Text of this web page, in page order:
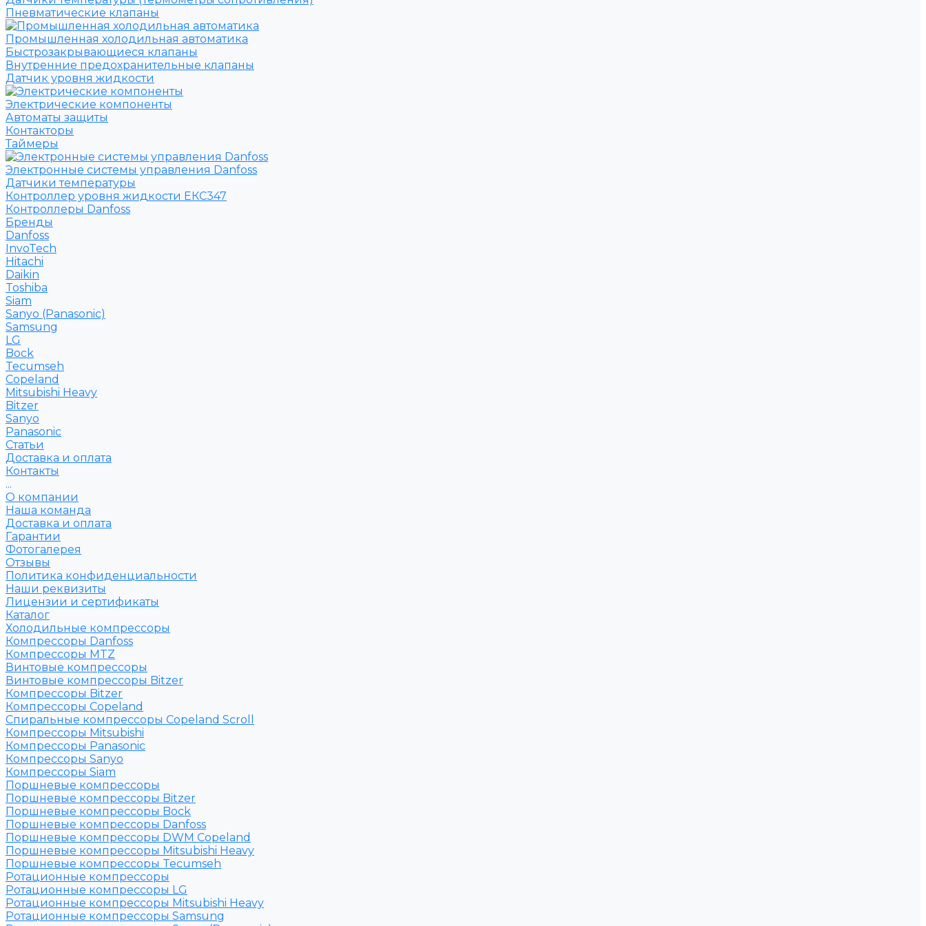
Пневматические клапаны
Промышленная холодильная автоматика
Быстрозакрывающиеся клапаны
Внутренние предохранительные клапаны
Датчик уровня жидкости
Электрические компоненты
Автоматы защиты
Контакторы
Таймеры
Электронные системы управления Danfoss
Датчики температуры
Контроллер уровня жидкости ЕКС347
Контроллеры Danfoss
Бренды
Danfoss
InvoTech
Hitachi
Daikin
Toshiba
Siam
Sanyo (Panasonic)
Samsung
LG
Bock
Tecumseh
Copeland
Mitsubishi Heavy
Bitzer
Sanyo
Рanasonic
Статьи
Доставка и оплата
Контакты
...
О компании
Наша команда
Доставка и оплата
Гарантии
Фотогалерея
Отзывы
Политика конфиденциальности
Наши реквизиты
Лицензии и сертификаты
Каталог
Холодильные компрессоры
Компрессоры Danfoss
Компрессоры MTZ
Винтовые компрессоры
Винтовые компрессоры Bitzer
Компрессоры Bitzer
Компрессоры Copeland
Спиральные компрессоры Copeland Scroll
Компрессоры Mitsubishi
Компрессоры Panasonic
Компрессоры Sanyo
Компрессоры Siam
Поршневые компрессоры
Поршневые компрессоры Bitzer
Поршневые компрессоры Bock
Поршневые компрессоры Danfoss
Поршневые компрессоры DWM Copeland
Поршневые компрессоры Mitsubishi Heavy
Поршневые компрессоры Tecumseh
Ротационные компрессоры
Ротационные компрессоры LG
Ротационные компрессоры Mitsubishi Heavy
Ротационные компрессоры Samsung